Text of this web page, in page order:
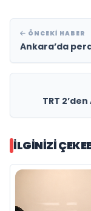
ÖNCEKI HABER
Ankara’da
TRT
İLGINIZI